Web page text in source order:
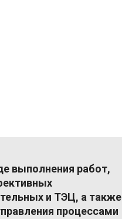
выполнения работ,
и ТЭЦ, а также
процессами